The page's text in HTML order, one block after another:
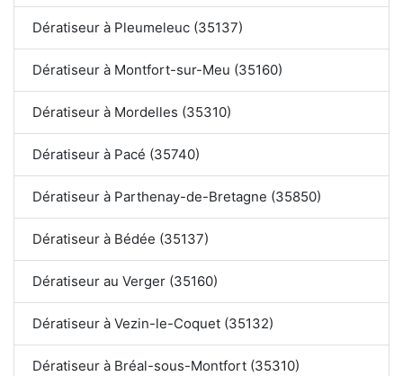
Dératiseur à Pleumeleuc (35137)
Dératiseur à Montfort-sur-Meu (35160)
Dératiseur à Mordelles (35310)
Dératiseur à Pacé (35740)
Dératiseur à Parthenay-de-Bretagne (35850)
Dératiseur à Bédée (35137)
Dératiseur au Verger (35160)
Dératiseur à Vezin-le-Coquet (35132)
Dératiseur à Bréal-sous-Montfort (35310)